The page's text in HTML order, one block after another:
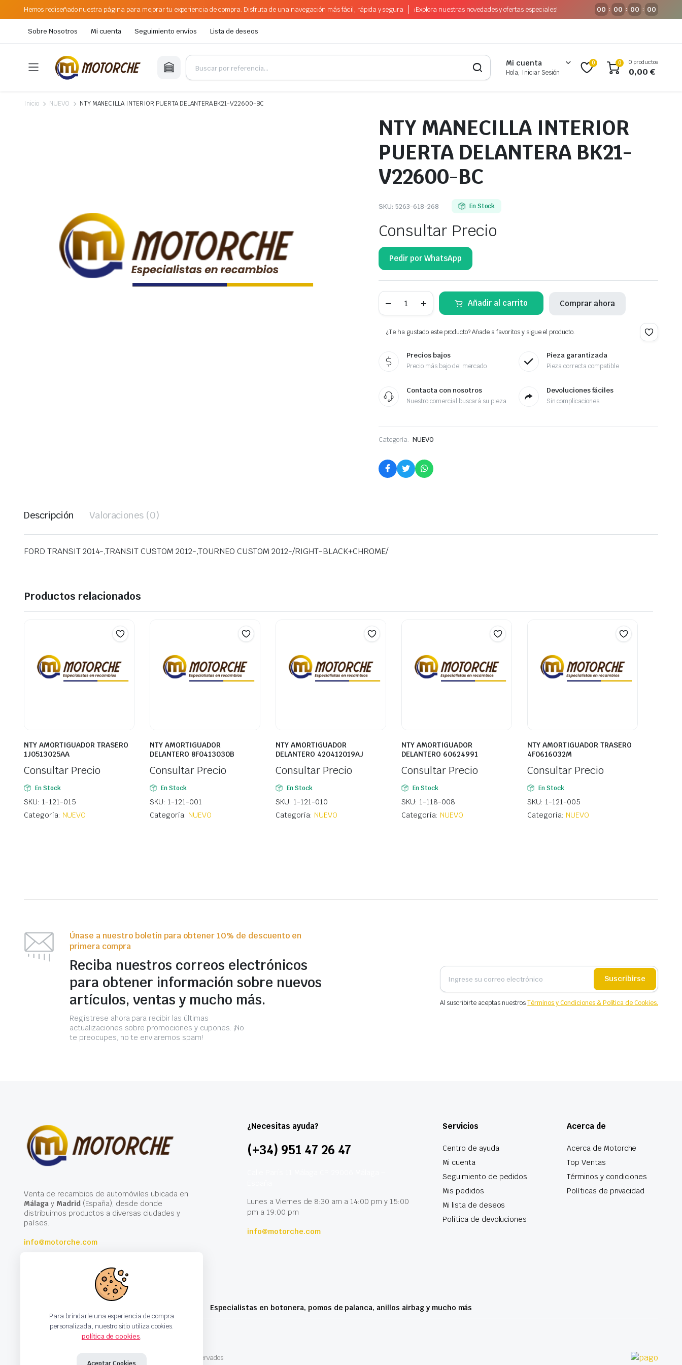
Hemos rediseñado nuestra página para mejorar tu experiencia de compra. Disfruta de una navegación más fácil, rápida y segura ¡Explora nuestras novedades y ofertas especiales! 00 : 00 : 00 : 00
Sobre Nosotros Mi cuenta Seguimiento envíos Lista de deseos
Mi cuenta
Hola, Iniciar Sesión
0 0 0 productos
0,00€
Inicio NUEVO NTY MANECILLA INTERIOR PUERTA DELANTERA BK21-V22600-BC
NTY MANECILLA INTERIOR
PUERTA DELANTERA BK21-
V22600-BC
SKU: 5263-618-268 En Stock
Consultar Precio
Pedir por WhatsApp
MANECILLA
DELANTERA
BK21-
cantidad
Añadir al carrito Comprar ahora
¿Te ha gustado este producto? Añade a favoritos y sigue el producto.
Precios bajos
Precio más bajo del mercado
Pieza garantizada
Pieza correcta compatible
Contacta con nosotros
Nuestro comercial buscará su pieza
Devoluciones fáciles
Sin complicaciones
Categoría: NUEVO
Descripción Valoraciones (0)
FORD TRANSIT 2014-,TRANSIT CUSTOM 2012-,TOURNEO CUSTOM 2012-/RIGHT-BLACK+CHROME/
Productos relacionados
NTY AMORTIGUADOR TRASERO
1J0513025AA
Consultar Precio
En Stock
SKU: 1-121-015
Categoría: NUEVO
NTY AMORTIGUADOR
DELANTERO 8F0413030B
Consultar Precio
En Stock
SKU: 1-121-001
Categoría: NUEVO
NTY AMORTIGUADOR
DELANTERO 420412019AJ
Consultar Precio
En Stock
SKU: 1-121-010
Categoría: NUEVO
NTY AMORTIGUADOR
DELANTERO 60624991
Consultar Precio
En Stock
SKU: 1-118-008
Categoría: NUEVO
NTY AMORTIGUADOR TRASERO
4F0616032M
Consultar Precio
En Stock
SKU: 1-121-005
Categoría: NUEVO
Únase a nuestro boletín para obtener 10% de descuento en
primera compra
Reciba nuestros correos electrónicos
para obtener información sobre nuevos
artículos, ventas y mucho más.
Regístrese ahora para recibir las últimas
actualizaciones sobre promociones y cupones. ¡No
te preocupes, no te enviaremos spam!
Suscribirse
Al suscribirte aceptas nuestrosTérminos y Condiciones & Política de Cookies.
Venta de recambios de automóviles ubicada en
Málagay Madrid(España), desde donde
distribuimos productos a diversas ciudades y
países.
info@motorche.com
¿Necesitas ayuda?
(+34) 951 47 26 47
Lunes a Viernes de 8:30 am a 14:00 pm y 15:00
pm a 19:00 pm
info@motorche.com
Servicios
Centro de ayuda
Mi cuenta
Seguimiento de pedidos
Mis pedidos
Mi lista de deseos
Política de devoluciones
Acerca de
Acerca de Motorche
Top Ventas
Términos y condiciones
Políticas de privacidad
Especialistas en botonera, pomos de palanca, anillos airbag y mucho más
Copyright 2024 © Motorche Autoparts. Todos los derechos reservados
Para brindarle una experiencia de compra
personalizada, nuestro sitio utiliza cookies.
política de cookies.